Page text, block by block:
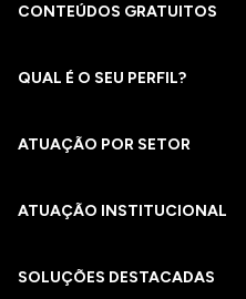
CONTEÚDOS GRATUITOS
QUAL É O SEU PERFIL?
ATUAÇÃO POR SETOR
ATUAÇÃO INSTITUCIONAL
SOLUÇÕES DESTACADAS